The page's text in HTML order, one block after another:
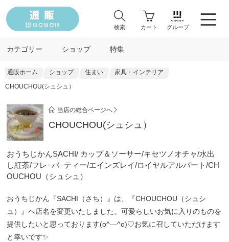
検索 カート グループ
カテゴリー ショップ 特集
通販ホーム ショップ 住まい
家具・インテリア
CHOUCHOU(シュシュ）
当店の総合ページへ
CHOUCHOU(シュシュ）
おうちじかんSACHI/ カップ＆ソーサー/キセツノオチャ/水出
し紅茶/フレ−バ−ティー/エインズレイ/ロイヤルアルバート/CH
OUCHOU（シュシュ）
おうちじかん『SACHI（さち）』は、『CHOUCHOU（シュシ
ュ）』へ店名を変更いたしました。可愛らしいお気に入りのものを
提供したいと思っております(o^―^o)♡お気に召していただけます
と幸いです✨